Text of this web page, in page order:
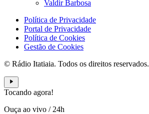
Valdir Barbosa
Política de Privacidade
Portal de Privacidade
Política de Cookies
Gestão de Cookies
© Rádio Itatiaia. Todos os direitos reservados.
Tocando agora!
Ouça ao vivo / 24h